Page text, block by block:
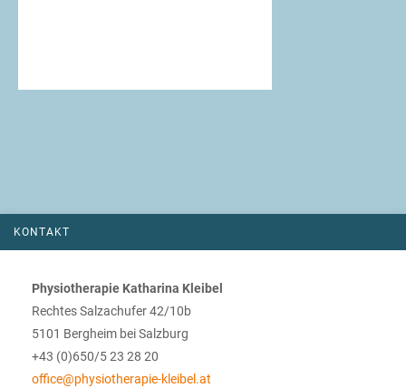
KONTAKT
Physiotherapie Katharina Kleibel
Rechtes Salzachufer 42/10b
5101 Bergheim bei Salzburg
+43 (0)650/5 23 28 20
office@physiotherapie-kleibel.at